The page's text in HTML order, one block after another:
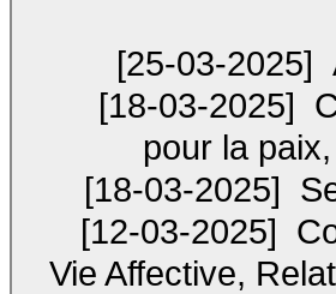
[25-03-2025]
[18-03-2025]
pour la
[18-03-2025]
[12-03-2025]
Vie Affective,